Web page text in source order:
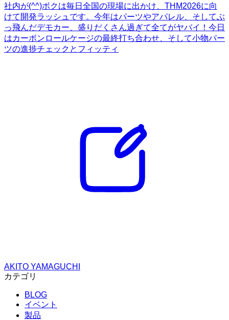
社内が(^^)ボクは毎日全国の現場に出かけ、THM2026に向
けて開発ラッシュです。今年はパーツやアパレル、そしてぶ
っ飛んだデモカー、盛りだくさん過ぎて全てがヤバイ！今日
はカーボンロールケージの最終打ち合わせ、そして小物パー
ツの進捗チェックとフィッティ
AKITO YAMAGUCHI
カテゴリ
BLOG
イベント
製品